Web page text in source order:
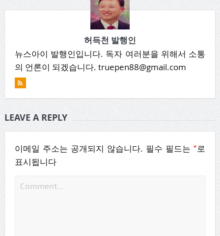
허득천 발행인
뉴스아이 발행인입니다. 독자 여러분을 위해서 소통
의 언론이 되겠습니다. truepen88@gmail.com
LEAVE A REPLY
이메일 주소는 공개되지 않습니다. 필수 필드는*로
표시됩니다